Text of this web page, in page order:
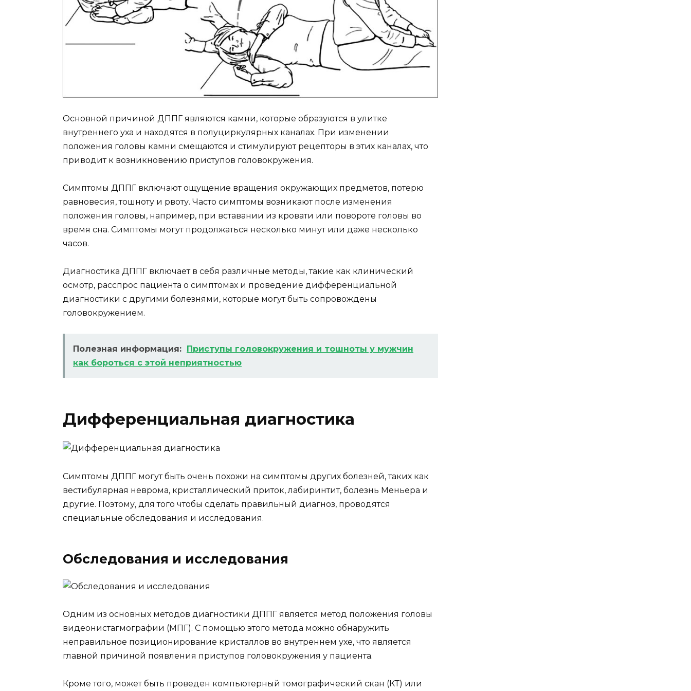
Основной причиной ДППГ являются камни, которые образуются в улитке
внутреннего уха и находятся в полуциркулярных каналах. При изменении
положения головы камни смещаются и стимулируют рецепторы в этих каналах, что
приводит к возникновению приступов головокружения.
Симптомы ДППГ включают ощущение вращения окружающих предметов, потерю
равновесия, тошноту и рвоту. Часто симптомы возникают после изменения
положения головы, например, при вставании из кровати или повороте головы во
время сна. Симптомы могут продолжаться несколько минут или даже несколько
часов.
Диагностика ДППГ включает в себя различные методы, такие как клинический
осмотр, расспрос пациента о симптомах и проведение дифференциальной
диагностики с другими болезнями, которые могут быть сопровождены
головокружением.
Полезная информация:
Приступы головокружения и тошноты у мужчин
как бороться с этой неприятностью
Дифференциальная диагностика
Симптомы ДППГ могут быть очень похожи на симптомы других болезней, таких как
вестибулярная неврома, кристаллический приток, лабиринтит, болезнь Меньера и
другие. Поэтому, для того чтобы сделать правильный диагноз, проводятся
специальные обследования и исследования.
Обследования и исследования
Одним из основных методов диагностики ДППГ является метод положения головы
видеонистагмографии (МПГ). С помощью этого метода можно обнаружить
неправильное позиционирование кристаллов во внутреннем ухе, что является
главной причиной появления приступов головокружения у пациента.
Кроме того, может быть проведен компьютерный томографический скан (КТ) или